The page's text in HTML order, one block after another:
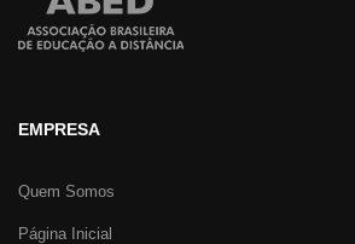
EMPRESA
Quem Somos
Página Inicial